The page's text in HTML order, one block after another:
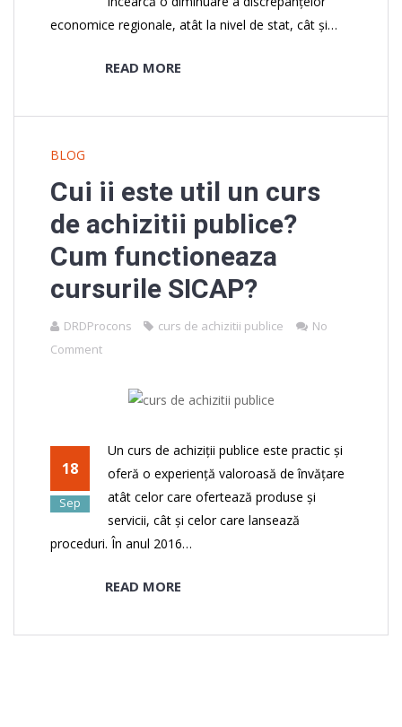
economice regionale, atât la nivel de stat, cât și…
READ MORE
BLOG
Cui ii este util un curs
de achizitii publice?
Cum functioneaza
cursurile SICAP?
DRDProcons curs de achizitii publice
No
Comment
18
Sep
Un curs de achiziții publice este practic și
oferă o experiență valoroasă de învățare
atât celor care ofertează produse și
servicii, cât și celor care lansează
proceduri. În anul 2016…
READ MORE